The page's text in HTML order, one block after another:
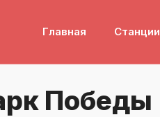
Главная Станции
Победы